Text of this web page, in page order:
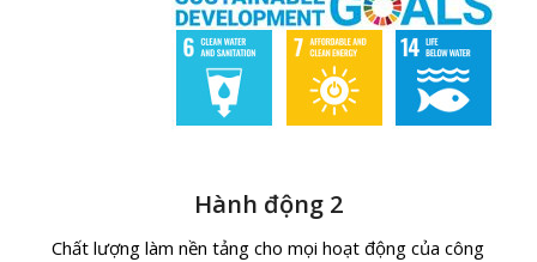
Hành động 2
Chất lượng làm nền tảng cho mọi hoạt động của công